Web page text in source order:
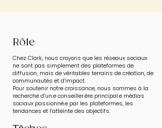
Rôle
Chez Clark, nous croyons que les réseaux sociaux
ne sont pas simplement des plateformes de
diffusion, mais de véritables terrains de création, de
communautés et d’impact.
Pour soutenir notre croissance, nous sommes à la
recherche d’un.e conseiller.ère principal.e médias
sociaux passionné.e par les plateformes, les
tendances et l’atteinte des objectifs.